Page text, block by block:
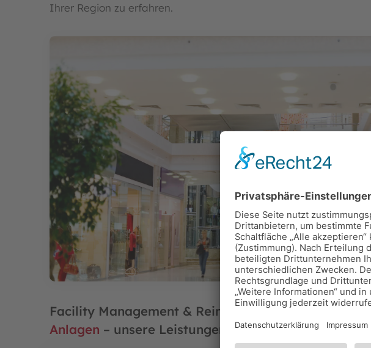
Ihrer Region zu erfahren.
Facility Management & Reinigung füröffentliche
Anlagen – unsere Leistungen im Überblick: